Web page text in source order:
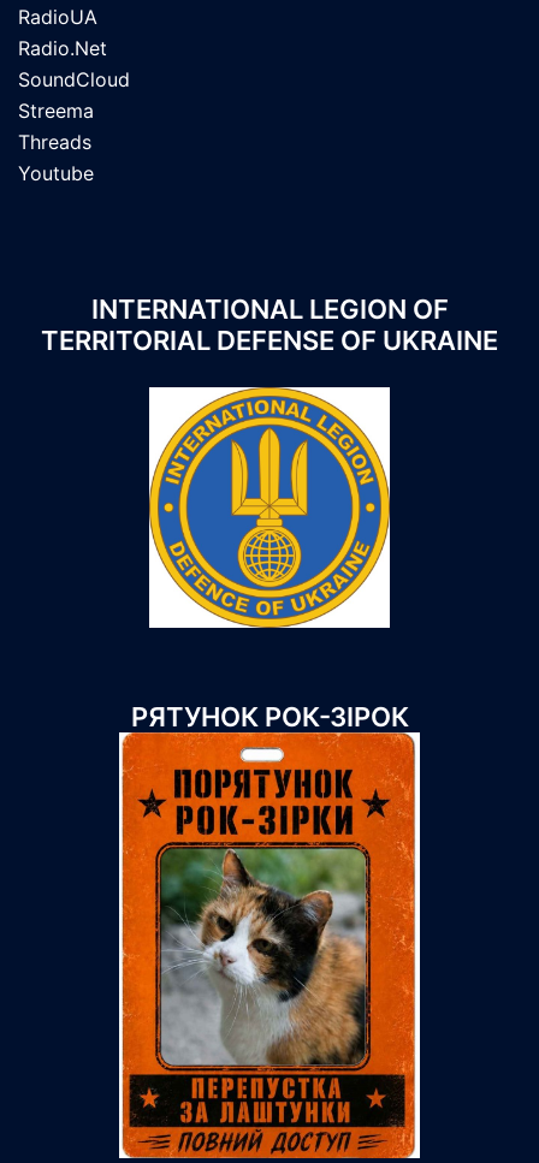
RadioUA
Radio.Net
SoundCloud
Streema
Threads
Youtube
INTERNATIONAL LEGION OF
TERRITORIAL DEFENSE OF UKRAINE
РЯТУНОК РОК-ЗІРОК